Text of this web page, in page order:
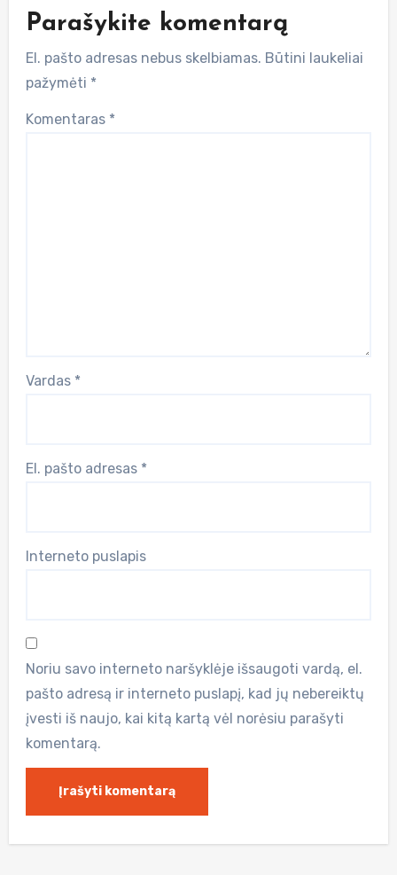
Parašykite komentarą
El. pašto adresas nebus skelbiamas. Būtini laukeliai
pažymėti *
Komentaras *
Vardas *
El. pašto adresas *
Interneto puslapis
Noriu savo interneto naršyklėje išsaugoti vardą, el.
pašto adresą ir interneto puslapį, kad jų nebereiktų
įvesti iš naujo, kai kitą kartą vėl norėsiu parašyti
komentarą.